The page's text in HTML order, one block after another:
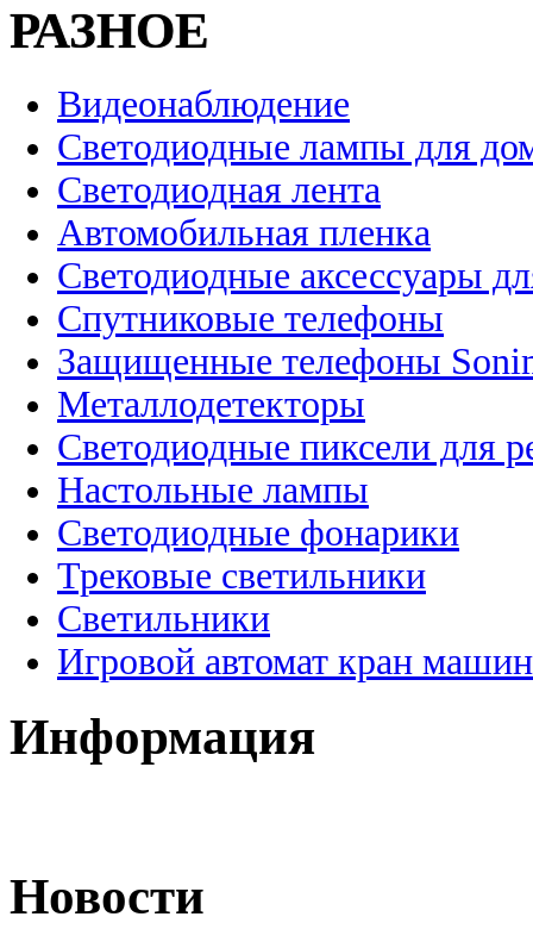
РАЗНОЕ
Видеонаблюдение
Светодиодные лампы для
Светодиодная лента
Автомобильная пленка
Светодиодные аксессуары
Спутниковые телефоны
Защищенные телефоны
Металлодетекторы
Светодиодные пиксели для
Настольные лампы
Светодиодные фонарики
Трековые светильники
Светильники
Игровой автомат кран
Информация
Новости